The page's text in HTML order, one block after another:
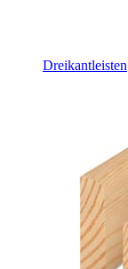
Dreikantleisten